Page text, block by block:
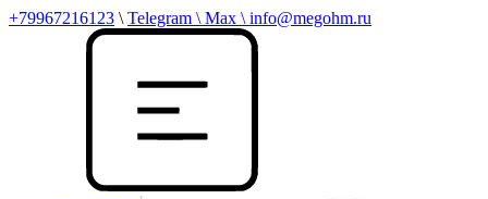
+79967216123 \ Telegram \ Max \ info@megohm.ru